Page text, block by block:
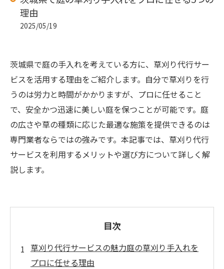
理由
2025/05/19
茨城県で庭の手入れを考えている方に、草刈り代行サー
ビスを活用する理由をご紹介します。自分で草刈りを行
うのは労力と時間がかかりますが、プロに任せること
で、安全かつ迅速に美しい庭を保つことが可能です。庭
の広さや草の種類に応じた最適な施策を提供できるのは
専門業者ならではの強みです。本記事では、草刈り代行
サービスを利用するメリットや選び方について詳しく解
説します。
目次
草刈り代行サービスの魅力庭の草刈り手入れを
プロに任せる理由